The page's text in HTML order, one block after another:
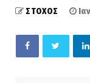
ΣΤΟΧΟΣ